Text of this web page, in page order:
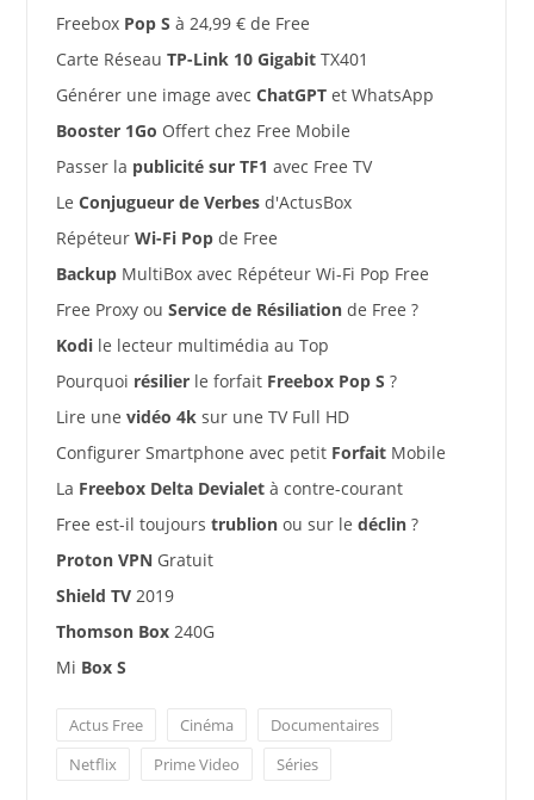
Freebox Pop S à 24,99 € de Free
Carte Réseau TP-Link 10 GigabitTX401
Générer une image avec ChatGPTet WhatsApp
Booster 1Go Offert chez Free Mobile
Passer la publicité sur TF1 avec Free TV
Le Conjugueur de Verbesd'ActusBox
Répéteur Wi-Fi Popde Free
BackupMultiBox avec Répéteur Wi-Fi Pop Free
Free Proxy ou Service de Résiliationde Free ?
Kodile lecteur multimédia au Top
Pourquoi résilierle forfait Freebox Pop S ?
Lire une vidéo 4ksur une TV Full HD
Configurer Smartphone avec petit ForfaitMobile
La Freebox Delta Devialetà contre-courant
Free est-il toujours trublionou sur le déclin?
Proton VPN Gratuit
Shield TV2019
Thomson Box240G
Mi Box S
Actus Free Cinéma
Documentaires
Netflix
Prime Video Séries